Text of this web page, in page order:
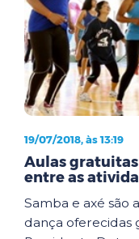
19/07/2018, às 13:19
Aulas gratuitas
entre as
Samba e axé são
dança oferecidas